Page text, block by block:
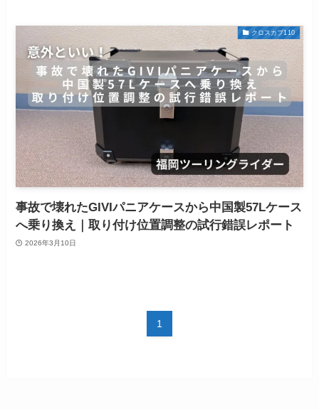
クロスカブ110
事故で壊れたGIVIパニアケースから中国製57Lケース
へ乗り換え｜取り付け位置調整の試行錯誤レポート
2026年3月10日
1